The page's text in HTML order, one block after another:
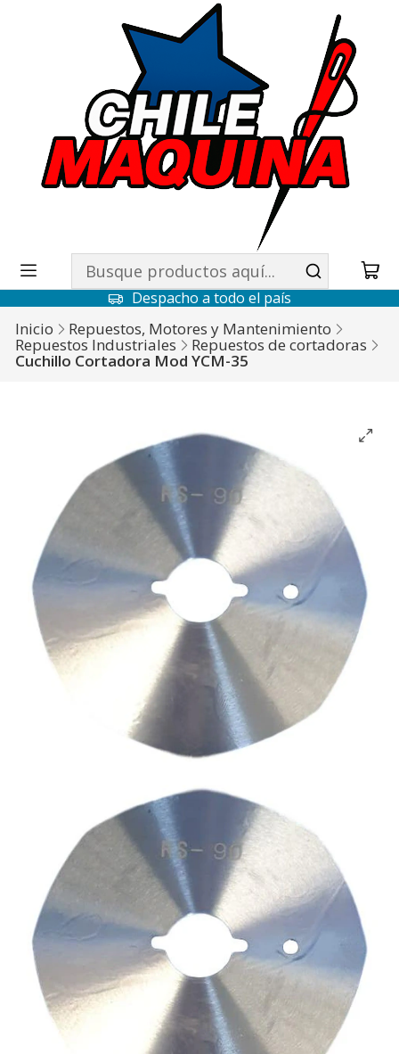
Despacho a todo el país
Inicio Repuestos, Motores y Mantenimiento
Repuestos Industriales Repuestos de cortadoras
Cuchillo Cortadora Mod YCM-35